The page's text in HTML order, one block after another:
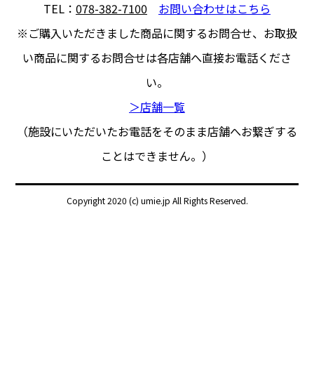
TEL： 078-382-7100
お問い合わせはこちら
※ご購入いただきました商品に関するお問合せ、 お取扱
い商品に関するお問合せは各店舗へ直接お電話くださ
い。
＞店舗一覧
（施設にいただいたお電話をそのまま店舗へお繋ぎする
ことはできません。）
Copyright 2020 (c) umie.jp All Rights Reserved.